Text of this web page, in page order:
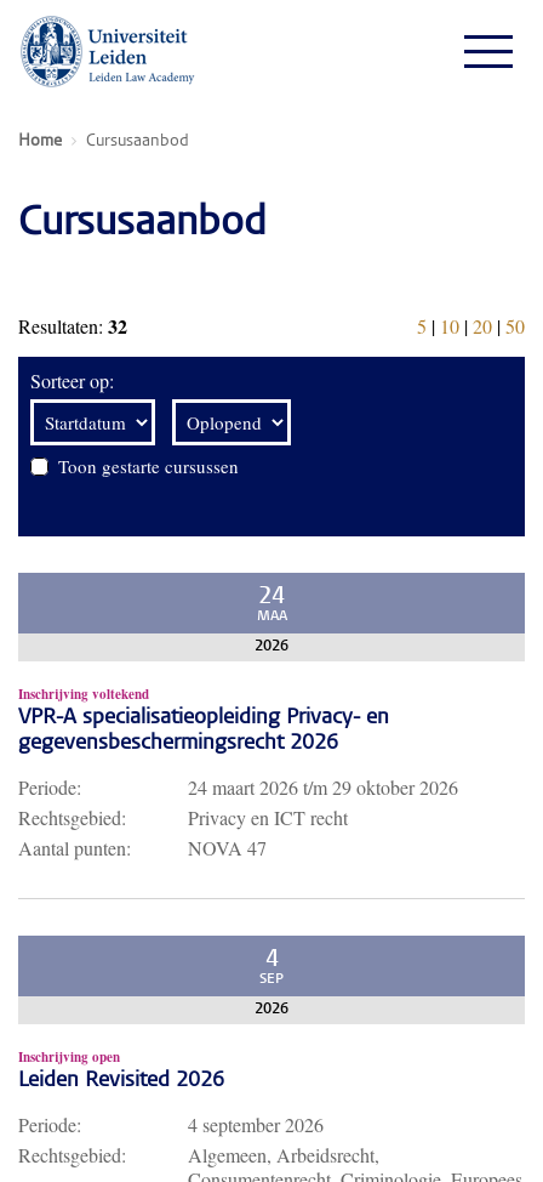
Home Cursusaanbod
Cursusaanbod
Resultaten: 32 5 | 10 |20 |50
Sorteer op:
Toon gestarte cursussen
24
MAA
2026
Inschrijving voltekend
VPR-A specialisatieopleiding Privacy- en
gegevensbeschermingsrecht 2026
Periode: 24 maart 2026t/m29 oktober 2026
Rechtsgebied:
Privacy en ICT recht
Aantal punten:
NOVA 47
4
SEP
2026
Inschrijving open
Leiden Revisited 2026
Periode:
4 september 2026
Rechtsgebied:
Algemeen, Arbeidsrecht,